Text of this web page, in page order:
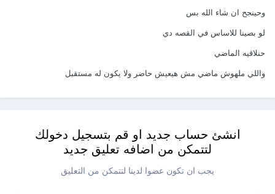
وحينجح ان شاء الله بس
لو بصينا للاساس في القصه دي
حنلاقيه الماضي
واللي ملهوش ماضي مش هيعيش حاضر ولا يكون له مستقبل
انشئ حساب جديد او قم بتسجيل دخولك
لتتمكن من اضافه تعليق جديد
يجب ان تكون عضوا لدينا لتتمكن من التعليق